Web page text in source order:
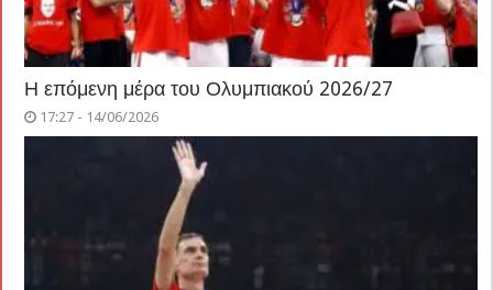
Η επόμενη μέρα του Ολυμπιακού 2026/27
17:27 - 14/06/2026